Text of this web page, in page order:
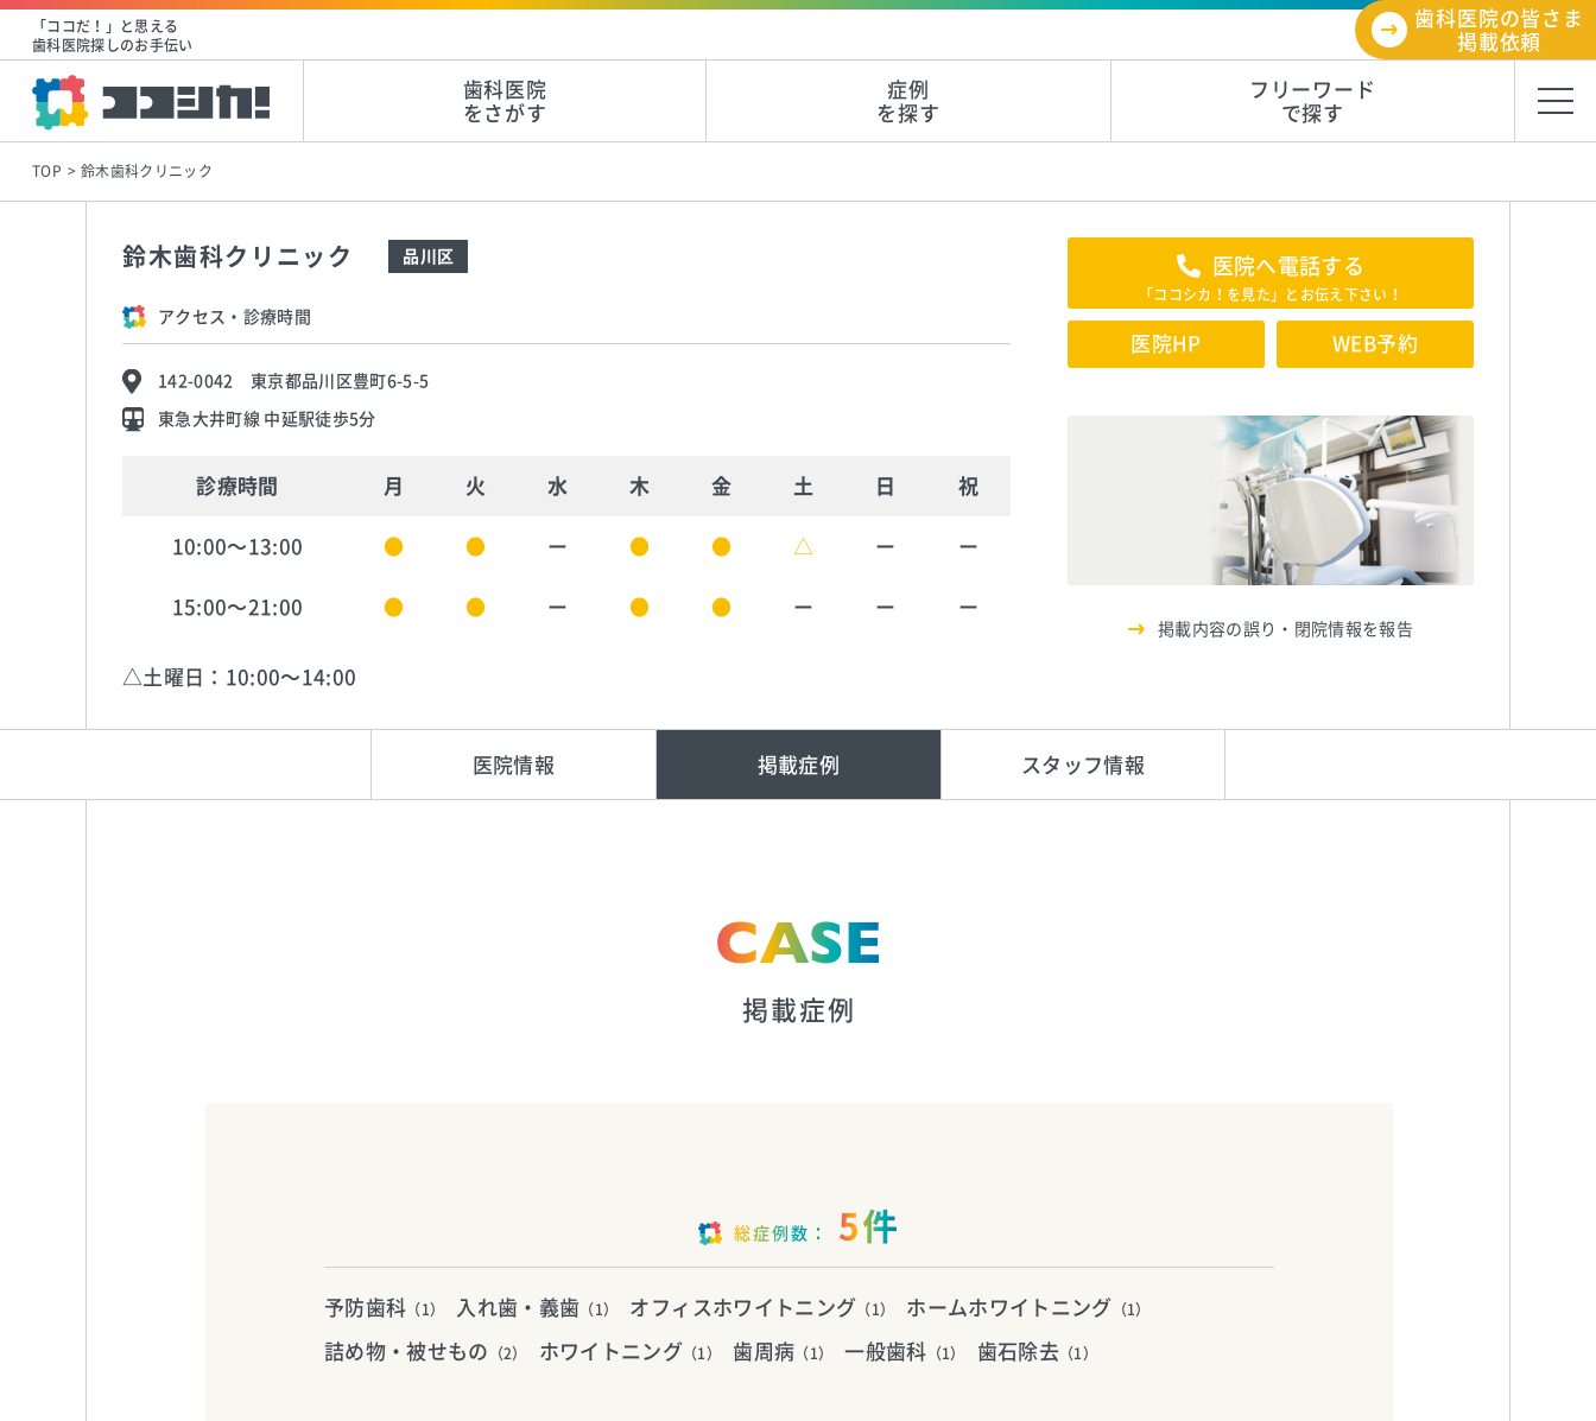
「ココだ！」と思える
歯科医院探しのお手伝い
歯科医院の皆さま
掲載依頼
歯科医院
をさがす
症例
を探す
フリーワード
で探す
TOP 鈴木歯科クリニック
鈴木歯科クリニック 品川区
アクセス・診療時間
142-0042 東京都品川区豊町6-5-5
東急大井町線 中延駅徒歩5分
診療時間 月 火 水 木 金 土 日 祝
10:00～13:00 ● ● ー ● ● △ ー ー
15:00～21:00 ● ● ー ● ● ー ー ー
△土曜日：10:00～14:00
医院へ電話する
「ココシカ！を見た」とお伝え下さい！
医院HP WEB予約
掲載内容の誤り・閉院情報を報告
医院情報 掲載症例 スタッフ情報
CASE
掲載症例
総症例数： 5件
予防歯科 （1） 入れ歯・義歯 （1） オフィスホワイトニング （1） ホームホワイトニング （1）
詰め物・被せもの （2） ホワイトニング （1） 歯周病 （1） 一般歯科 （1） 歯石除去 （1）